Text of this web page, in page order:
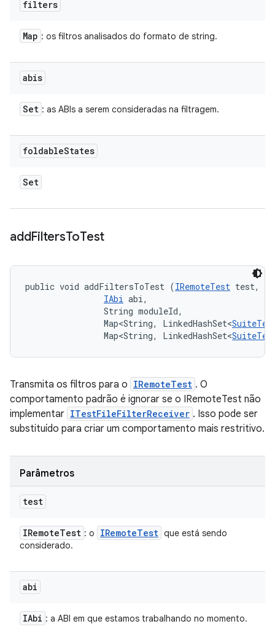
filters
Map : os filtros analisados do formato de string.
abis
Set : as ABIs a serem consideradas na filtragem.
foldableStates
Set
addFiltersToTest
public void addFiltersToTest (IRemoteTest test,
IAbi abi,
                String moduleId,
                Map<String, LinkedHashSet<
                Map<String, LinkedHashSet<
Transmita os filtros para o IRemoteTest . O
comportamento padrão é ignorar se o IRemoteTest não
implementar ITestFileFilterReceiver . Isso pode ser
substituído para criar um comportamento mais restritivo.
Parâmetros
test
IRemoteTest : o IRemoteTest que está sendo
considerado.
abi
IAbi : a ABI em que estamos trabalhando no momento.